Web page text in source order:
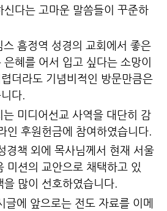
신다는 고마운 말씀들이 꾸준하
흠정역 성경의 교회에서 좋은
혜를 어서 입고 싶다는 소망이
더라도 기념비적인 방문만큼은
다.
미디어선교 사역을 대단히 감
인 후원헌금에 참여하였습니다.
경책 외에 목사님께서 현재 서울
미션의 교안으로 채택하고 있
을 많이 선호하였습니다.
에 앞으로는 전도 자료를 이메